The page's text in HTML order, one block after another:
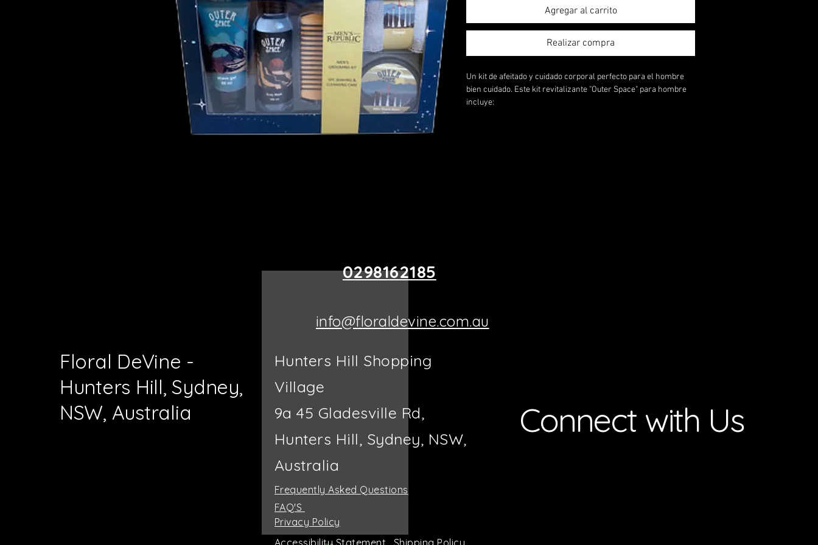
Agregar al carrito
Realizar compra
Un kit de afeitado y cuidado corporal perfecto para el hombre
bien cuidado. Este kit revitalizante "Outer Space" para hombre
incluye:
Floral DeVine -
Hunters Hill, Sydney,
NSW, Australia
0298162185
info@floraldevine.com.au
Hunters Hill Shopping
Village
9a 45 Gladesville Rd,
Hunters Hill, Sydney, NSW,
Australia
Connect with Us
Privacy Policy
Frequently Asked Questions
FAQ'S
Accessibility Statement Shipping Policy